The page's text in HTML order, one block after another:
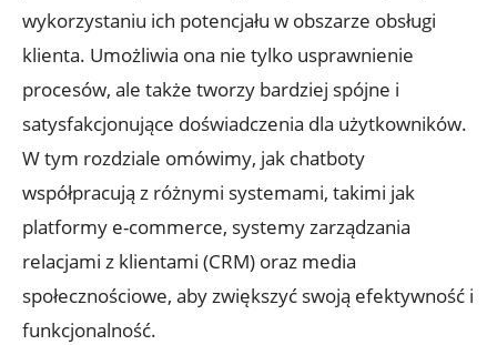
wykorzystaniu ich potencjału w obszarze obsługi
klienta. Umożliwia ona nie tylko usprawnienie
procesów, ale także tworzy bardziej spójne i
satysfakcjonujące doświadczenia dla użytkowników.
W tym rozdziale omówimy, jak chatboty
współpracują z różnymi systemami, takimi jak
platformy e-commerce, systemy zarządzania
relacjami z klientami (CRM) oraz media
społecznościowe, aby zwiększyć swoją efektywność i
funkcjonalność.